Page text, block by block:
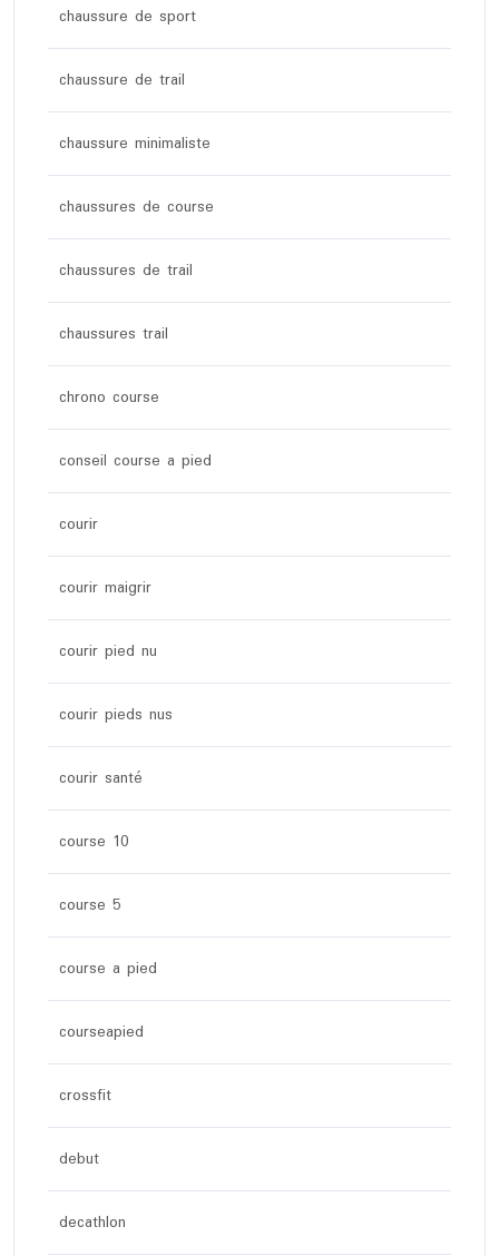
chaussure de sport
chaussure de trail
chaussure minimaliste
chaussures de course
chaussures de trail
chaussures trail
chrono course
conseil course a pied
courir
courir maigrir
courir pied nu
courir pieds nus
courir santé
course 10
course 5
course a pied
courseapied
crossfit
debut
decathlon